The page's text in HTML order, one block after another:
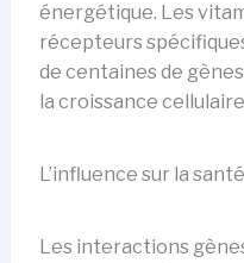
énergétique. Les
récepteurs
de centaines de
la croissance
L’influence sur la
Les interactions